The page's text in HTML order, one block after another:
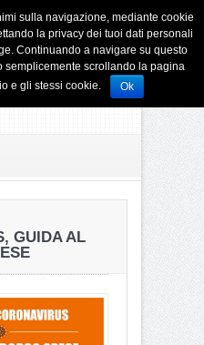
GUIDA AL
sulla navigazione, mediante cookie
la privacy dei tuoi dati personali
Continuando a navigare su questo
semplicemente scrollando la pagina
e gli stessi cookie.
Ok